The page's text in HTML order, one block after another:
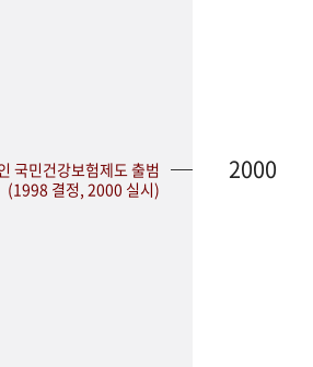
국민건강보험제도 출범
(1998 결정, 2000 실시)
2000